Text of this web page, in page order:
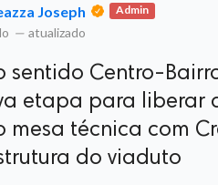
Joseph Admin
— atualizado
sentido Centro-
etapa para liberar
mesa técnica com
do viaduto